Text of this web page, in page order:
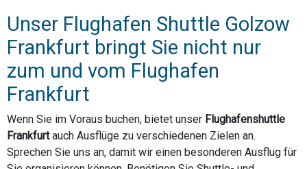
Unser Flughafen Shuttle Golzow
Frankfurt bringt Sie nicht nur
zum und vom Flughafen
Frankfurt
Wenn Sie im Voraus buchen, bietet unser Flughafenshuttle
Frankfurtauch Ausflüge zu verschiedenen Zielen an.
Sprechen Sie uns an, damit wir einen besonderen Ausflug für